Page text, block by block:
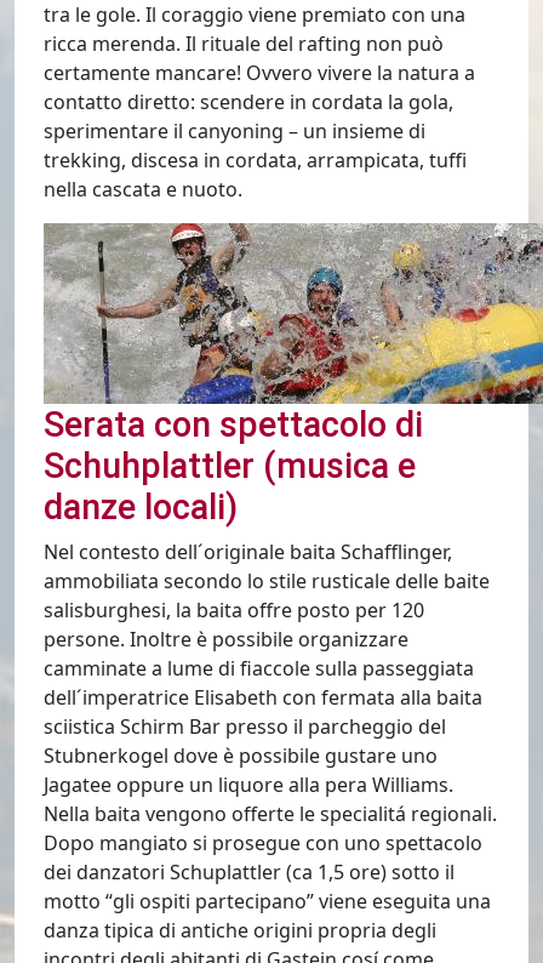
tra le gole. Il coraggio viene premiato con una
ricca merenda. Il rituale del rafting non può
certamente mancare! Ovvero vivere la natura a
contatto diretto: scendere in cordata la gola,
sperimentare il canyoning – un insieme di
trekking, discesa in cordata, arrampicata, tuffi
nella cascata e nuoto.
Serata con spettacolo di
Schuhplattler (musica e
danze locali)
Nel contesto dell´originale baita Schafflinger,
ammobiliata secondo lo stile rusticale delle baite
salisburghesi, la baita offre posto per 120
persone. Inoltre è possibile organizzare
camminate a lume di fiaccole sulla passeggiata
dell´imperatrice Elisabeth con fermata alla baita
sciistica Schirm Bar presso il parcheggio del
Stubnerkogel dove è possibile gustare uno
Jagatee oppure un liquore alla pera Williams.
Nella baita vengono offerte le specialitá regionali.
Dopo mangiato si prosegue con uno spettacolo
dei danzatori Schuplattler (ca 1,5 ore) sotto il
motto “gli ospiti partecipano” viene eseguita una
danza tipica di antiche origini propria degli